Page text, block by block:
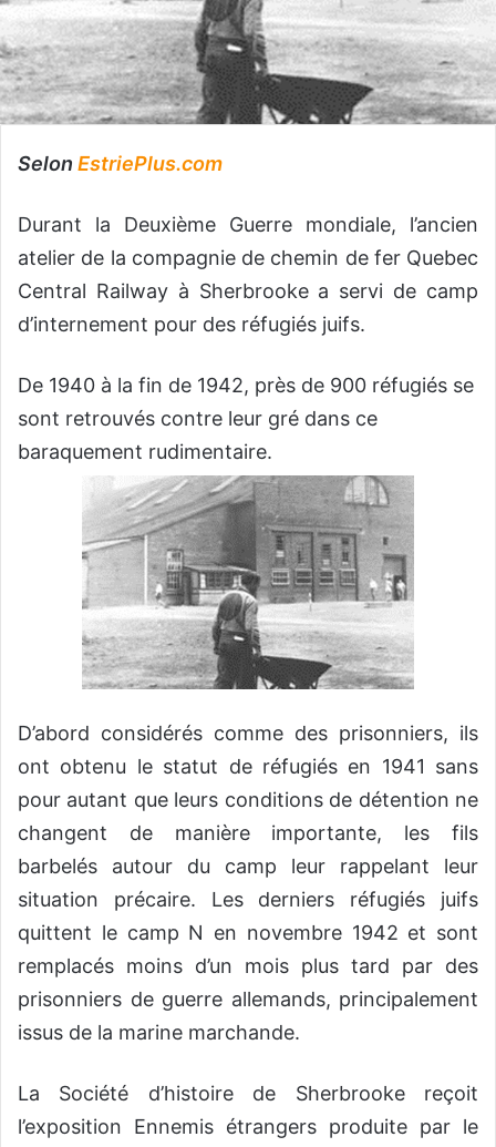
Selon EstriePlus.com
Durant la Deuxième Guerre mondiale, l’ancien
atelier de la compagnie de chemin de fer Quebec
Central Railway à Sherbrooke a servi de camp
d’internement pour des réfugiés juifs.
De 1940 à la fin de 1942, près de 900 réfugiés se
sont retrouvés contre leur gré dans ce
baraquement rudimentaire.
D’abord considérés comme des prisonniers, ils
ont obtenu le statut de réfugiés en 1941 sans
pour autant que leurs conditions de détention ne
changent de manière importante, les fils
barbelés autour du camp leur rappelant leur
situation précaire. Les derniers réfugiés juifs
quittent le camp N en novembre 1942 et sont
remplacés moins d’un mois plus tard par des
prisonniers de guerre allemands, principalement
issus de la marine marchande.
La Société d’histoire de Sherbrooke reçoit
l’exposition Ennemis étrangers produite par le